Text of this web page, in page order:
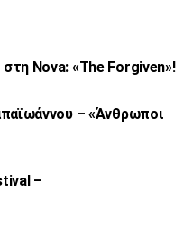
Nova: «TheForgiven»!
– «Άνθρωποι
–